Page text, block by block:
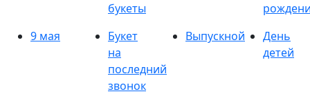
букеты
9 мая
Букет
на
последний
звонок
Выпускной
День
детей